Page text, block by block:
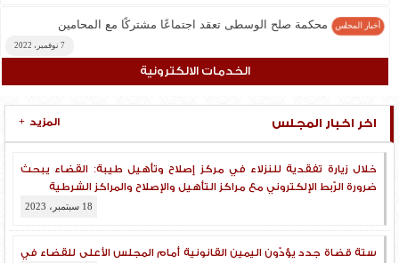
أخبار المجلس محكمة صلح الوسطى تعقد اجتماعًا مشتركًا مع المحامين
7 نوفمبر، 2022
أخبار المجلس
الجـنـايــــات الكـــبـرى تـصــــدر حكمًا بالسجن عشر سنوات
بقضية مخـدرات
7 نوفمبر، 2022
المستشار المدهون يعقد اجتماعًا لرؤساء هيئات محكمة النقض
6 نوفمبر، 2022
الخدمات الالكترونية
اخر اخبار المجلس المزيد +
خلال زيارة تفقدية للنزلاء في مركز إصلاح وتأهيل طيبة: القضاء يبحث
ضرورة الرّبط الإلكتروني مع مراكز التأهيل والإصلاح والمراكز الشرطية
18 سبتمبر، 2023
ستة قضاة جدد يؤدّون اليمين القانونية أمام المجلس الأعلى للقضاء في